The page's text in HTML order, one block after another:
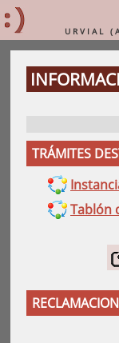
URVIAL
TRÁMITES
Tablón